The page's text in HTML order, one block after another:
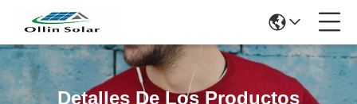
Detalles De Los Productos